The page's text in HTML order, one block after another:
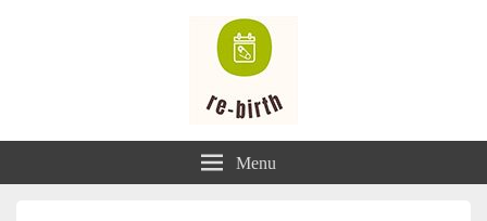
Renaissance Menu